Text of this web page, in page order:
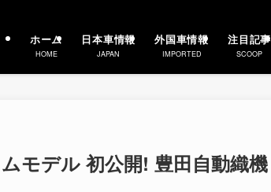
ホーム
HOME
日本車情報
JAPAN
外国車情報
IMPORTED
注目記事
SCOOP
モデル 初公開! 豊田自動織機